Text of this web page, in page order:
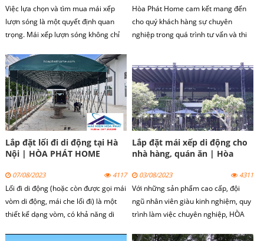
Việc lựa chọn và tìm mua mái xếp
lượn sóng là một quyết định quan
trọng. Mái xếp lượn sóng không chỉ
mưa mà còn tăng tính thẩm mỹ và
tiện ích cho không gian sống ngoài
trời.
Hòa Phát Home cam kết mang đến
cho quý khách hàng sự chuyên
nghiệp trong quá trình tư vấn và thi
Lắp đặt lối đi di động tại Hà
Nội | HÒA PHÁT HOME
07/08/2023 4117
Lối đi di động (hoặc còn được gọi mái
vòm di động, mái che lối đi) là một
thiết kế dạng vòm, có khả năng di
Lắp đặt mái xếp di động cho
nhà hàng, quán ăn | Hòa
03/08/2023 4311
Với những sản phẩm cao cấp, đội
ngũ nhân viên giàu kinh nghiệm, quy
trình làm việc chuyên nghiệp, HÒA